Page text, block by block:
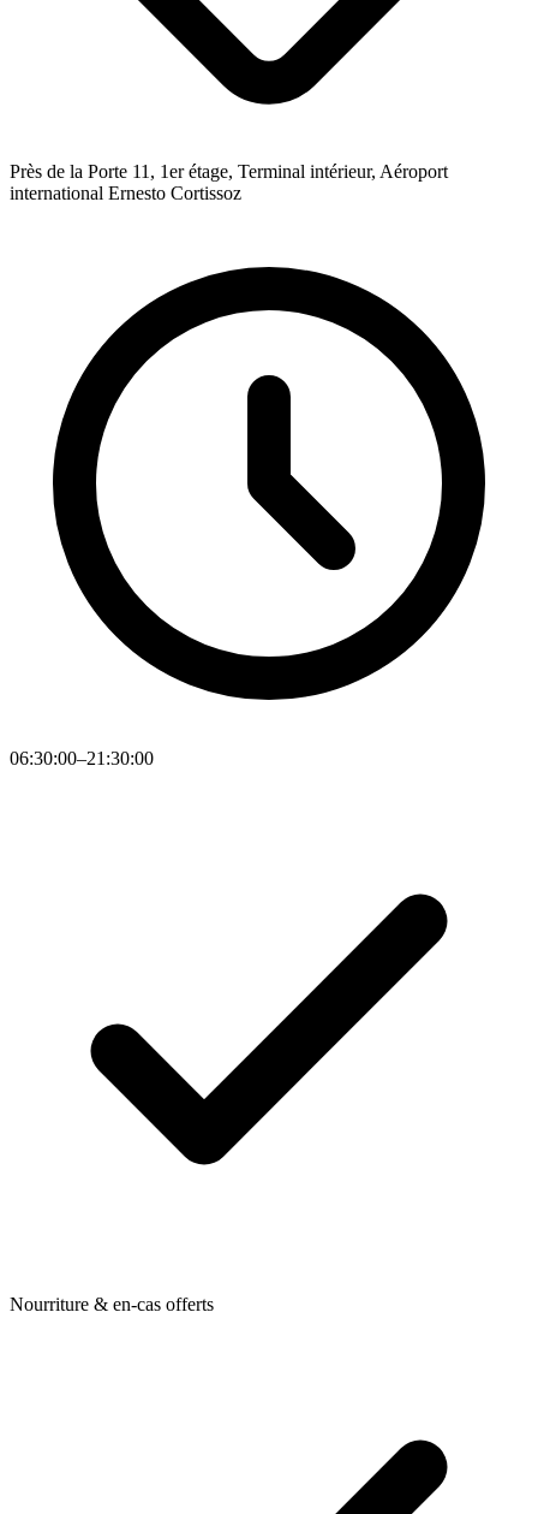
Près de la Porte 11, 1er étage, Terminal intérieur, Aéroport
international Ernesto Cortissoz
06:30:00–21:30:00
Nourriture & en-cas offerts